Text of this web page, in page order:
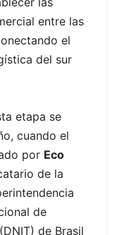
entre las
el
del sur
etapa se
cuando el
por Eco
de la
de
de Brasil